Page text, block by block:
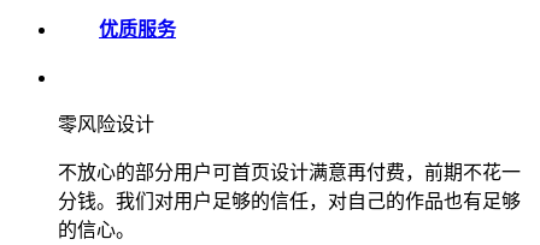
优质服务
零风险设计
不放心的部分用户可首页设计满意再付费，前期不花一
分钱。我们对用户足够的信任，对自己的作品也有足够
的信心。